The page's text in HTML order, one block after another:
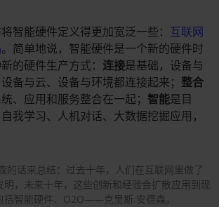
智能硬件定义得更加宽泛一些： 互联网
。简单地说，智能硬件是一个新的硬件时
的硬件生产方式： 连接是基础，设备与
备与云、设备与环境都连接起来； 整合
、应用和服务整合在一起； 智能是目
我学习、人机对话、大数据挖掘应用，
的话来总结：过去十年，人们在互联网里做了
明，未来十年，这些创新和经验会扩散应用到现
括智能硬件、O2O——克里斯.安德森。